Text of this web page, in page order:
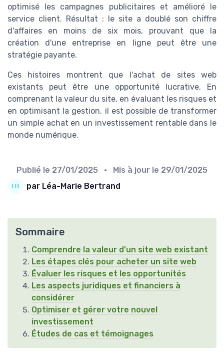
optimisé les campagnes publicitaires et amélioré le
service client. Résultat : le site a doublé son chiffre
d'affaires en moins de six mois, prouvant que la
création d'une entreprise en ligne peut être une
stratégie payante.
Ces histoires montrent que l'achat de sites web
existants peut être une opportunité lucrative. En
comprenant la valeur du site, en évaluant les risques et
en optimisant la gestion, il est possible de transformer
un simple achat en un investissement rentable dans le
monde numérique.
Publié le 27/01/2025 • Mis à jour le 29/01/2025
par Léa-Marie Bertrand
Sommaire
Comprendre la valeur d'un site web existant
Les étapes clés pour acheter un site web
Évaluer les risques et les opportunités
Les aspects juridiques et financiers à
considérer
Optimiser et gérer votre nouvel
investissement
Études de cas et témoignages